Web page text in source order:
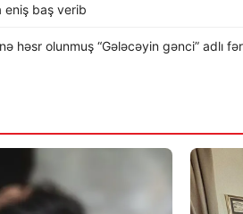
eniş baş verib
həsr olunmuş “Gələcəyin gənci” adlı